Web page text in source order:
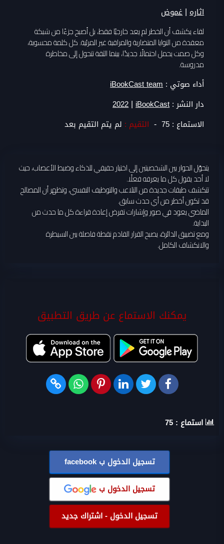
اثاره|غموض
لقاء يكشف أن الخطر لم يعد خارجيًا فقط، بل أصبح جزءًا من شبكة
معقدة من النوايا المتضاربة والمراقبة غير المرئية. كل كلمة محسوبة،
وكل صمت يحمل احتمالًا جديدًا، بينما الثقة تتحول إلى مخاطرة
مدروسة.
أداء صوتي :iBookCast team
دار النشر :iBookCast
|
2022
الاستماع : 75
- التقيم : لم يتم التقيم بعد
يتحوّل الحوار بين الشخصيتين إلى اختبار حقيقي للذكاء وضبط الأعصاب، حيث
لا أحد يقول كل ما يعرفه فعلًا.
تتكشف طبقات جديدة من التلاعب والتوظيف النفسي، وتظهر أن المصالح
قد تكون أخطر من أي حدث سابق.
الماضي يعود في صور وإشارات تفرض إعادة قراءة كل ما حدث من
البداية.
ومع تضييق الدائرة، يصبح القرار القادم نقطة فاصلة بين السيطرة
والانكشاف الكامل.
يمكنك الاستماع عن طريق التطبيق
استماع : 75
تسجيل الدخول بfacebook
تسجيل الدخول ب
تسجيل الدخول - اشتراك جديد